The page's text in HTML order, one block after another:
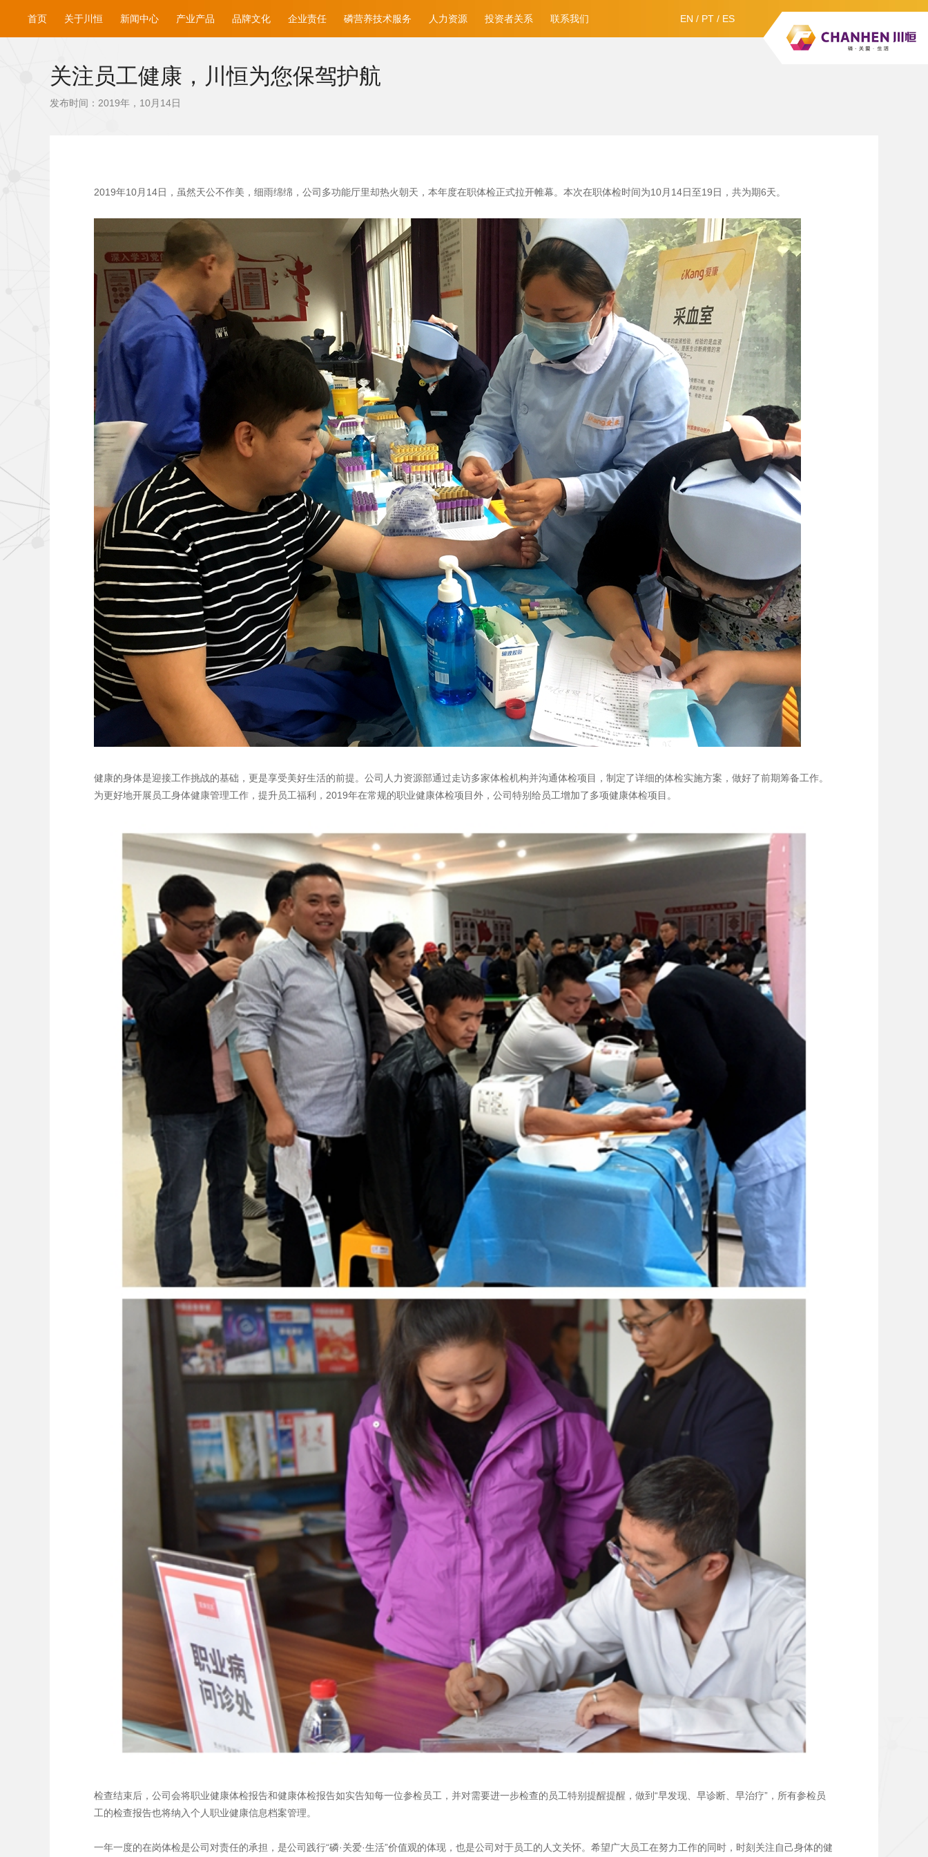
EN / PT / ES
首页 关于川恒 新闻中心 产业产品 品牌文化 企业责任 磷营养技术服务 人力资源 投资者关系 联系我们
关注员工健康，川恒为您保驾护航
发布时间：2019年，10月14日
2019年10月14日，虽然天公不作美，细雨绵绵，公司多功能厅里却热火朝天，本年度在职体检正式拉开帷幕。本次在职体检时间为10月14日至19日，共为期6天。
健康的身体是迎接工作挑战的基础，更是享受美好生活的前提。公司人力资源部通过走访多家体检机构并沟通体检项目，制定了详细的体检实施方案，做好了前期筹备工作。
为更好地开展员工身体健康管理工作，提升员工福利，2019年在常规的职业健康体检项目外，公司特别给员工增加了多项健康体检项目。
检查结束后，公司会将职业健康体检报告和健康体检报告如实告知每一位参检员工，并对需要进一步检查的员工特别提醒提醒，做到“早发现、早诊断、早治疗”，所有参检员
工的检查报告也将纳入个人职业健康信息档案管理。
一年一度的在岗体检是公司对责任的承担，是公司践行“磷·关爱·生活”价值观的体现，也是公司对于员工的人文关怀。希望广大员工在努力工作的同时，时刻关注自己身体的健